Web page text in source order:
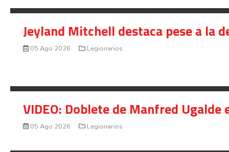
Jeyland Mitchell destaca pese a la
05 Ago 2026 Legionarios
VIDEO: Doblete de Manfred
05 Ago 2026 Legionarios